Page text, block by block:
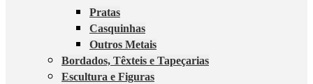
Pratas
Casquinhas
Outros Metais
Bordados, Têxteis e Tapeçarias
Escultura e Figuras